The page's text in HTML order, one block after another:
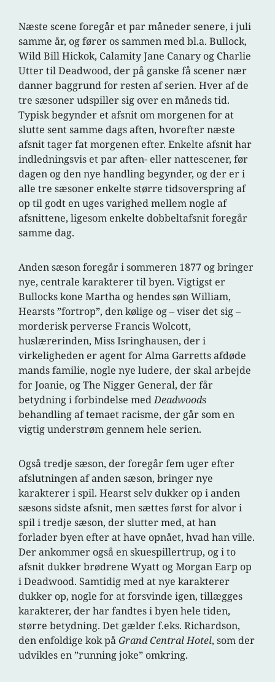
Næste scene foregår et par måneder senere, i juli
samme år, og fører os sammen med bl.a. Bullock,
Wild Bill Hickok, Calamity Jane Canary og Charlie
Utter til Deadwood, der på ganske få scener nær
danner baggrund for resten af serien. Hver af de
tre sæsoner udspiller sig over en måneds tid.
Typisk begynder et afsnit om morgenen for at
slutte sent samme dags aften, hvorefter næste
afsnit tager fat morgenen efter. Enkelte afsnit har
indledningsvis et par aften- eller nattescener, før
dagen og den nye handling begynder, og der er i
alle tre sæsoner enkelte større tidsoverspring af
op til godt en uges varighed mellem nogle af
afsnittene, ligesom enkelte dobbeltafsnit foregår
samme dag.
Anden sæson foregår i sommeren 1877 og bringer
nye, centrale karakterer til byen. Vigtigst er
Bullocks kone Martha og hendes søn William,
Hearsts ”fortrop”, den kølige og – viser det sig –
morderisk perverse Francis Wolcott,
huslærerinden, Miss Isringhausen, der i
virkeligheden er agent for Alma Garretts afdøde
mands familie, nogle nye ludere, der skal arbejde
for Joanie, og The Nigger General, der får
betydning i forbindelse medDeadwoods
behandling af temaet racisme, der går som en
vigtig understrøm gennem hele serien.
Også tredje sæson, der foregår fem uger efter
afslutningen af anden sæson, bringer nye
karakterer i spil. Hearst selv dukker op i anden
sæsons sidste afsnit, men sættes først for alvor i
spil i tredje sæson, der slutter med, at han
forlader byen efter at have opnået, hvad han ville.
Der ankommer også en skuespillertrup, og i to
afsnit dukker brødrene Wyatt og Morgan Earp op
i Deadwood. Samtidig med at nye karakterer
dukker op, nogle for at forsvinde igen, tillægges
karakterer, der har fandtes i byen hele tiden,
større betydning. Det gælder f.eks. Richardson,
den enfoldige kok påGrand Central Hotel, som der
udvikles en ”running joke” omkring.